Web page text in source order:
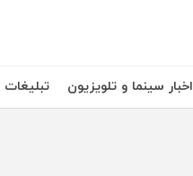
اخبار سینما و تلویزیون تبلیغات